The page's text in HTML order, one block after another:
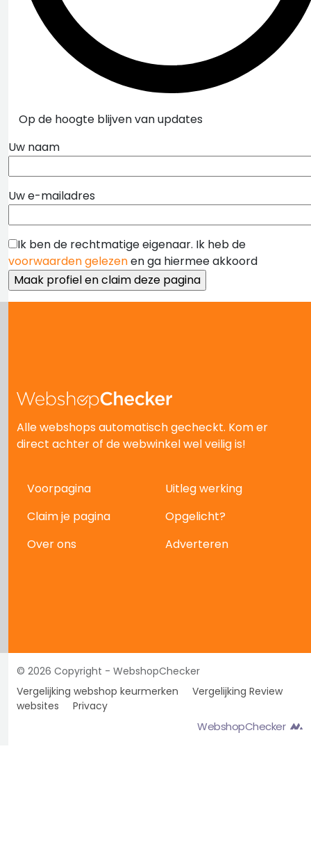
Op de hoogte blijven van updates
Uw naam
Uw e-mailadres
Ik ben de rechtmatige eigenaar. Ik heb de
voorwaarden gelezenen ga hiermee akkoord
Alle webshops automatisch gecheckt. Kom er
direct achter of de webwinkel wel veilig is!
Voorpagina
Uitleg werking
Claim je pagina
Opgelicht?
Over ons
Adverteren
© 2026 Copyright - WebshopChecker
Vergelijking webshop keurmerken
Vergelijking Review
websites
Privacy
WebshopChecker